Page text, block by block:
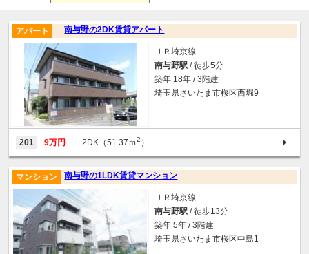
南与野の2DK賃貸アパート
アパート
ＪＲ埼京線
南与野駅 / 徒歩5分
築年 18年 / 3階建
埼玉県さいたま市桜区西堀9
201 9万円 2DK（51.37ｍ2 ）
南与野の1LDK賃貸マンション
マンション
ＪＲ埼京線
南与野駅 / 徒歩13分
築年 5年 / 3階建
埼玉県さいたま市桜区中島1